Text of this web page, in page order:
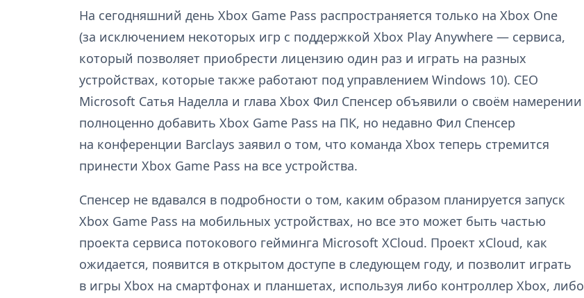
На сегодняшний день Xbox Game Pass распространяется только на Xbox One
(за исключением некоторых игр с поддержкой Xbox Play Anywhere — сервиса,
который позволяет приобрести лицензию один раз и играть на разных
устройствах, которые также работают под управлением Windows 10). CEO
Microsoft Сатья Наделла и глава Xbox Фил Спенсер объявили о своём намерении
полноценно добавить Xbox Game Pass на ПК, но недавно Фил Спенсер
на конференции Barclays заявил о том, что команда Xbox теперь стремится
принести Xbox Game Pass на все устройства.
Спенсер не вдавался в подробности о том, каким образом планируется запуск
Xbox Game Pass на мобильных устройствах, но все это может быть частью
проекта сервиса потокового гейминга Microsoft XCloud. Проект xCloud, как
ожидается, появится в открытом доступе в следующем году, и позволит играть
в игры Xbox на смартфонах и планшетах, используя либо контроллер Xbox, либо